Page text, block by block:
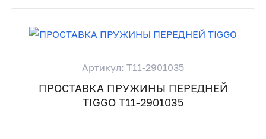
Артикул: T11-2901035
ПРОСТАВКА ПРУЖИНЫ ПЕРЕДНЕЙ
TIGGO T11-2901035